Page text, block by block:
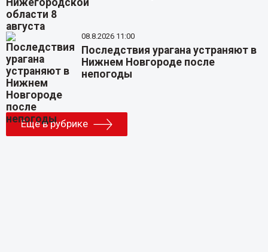
08.8.2026 11:00
Последствия урагана устраняют в
Нижнем Новгороде после
непогоды
Еще в рубрике